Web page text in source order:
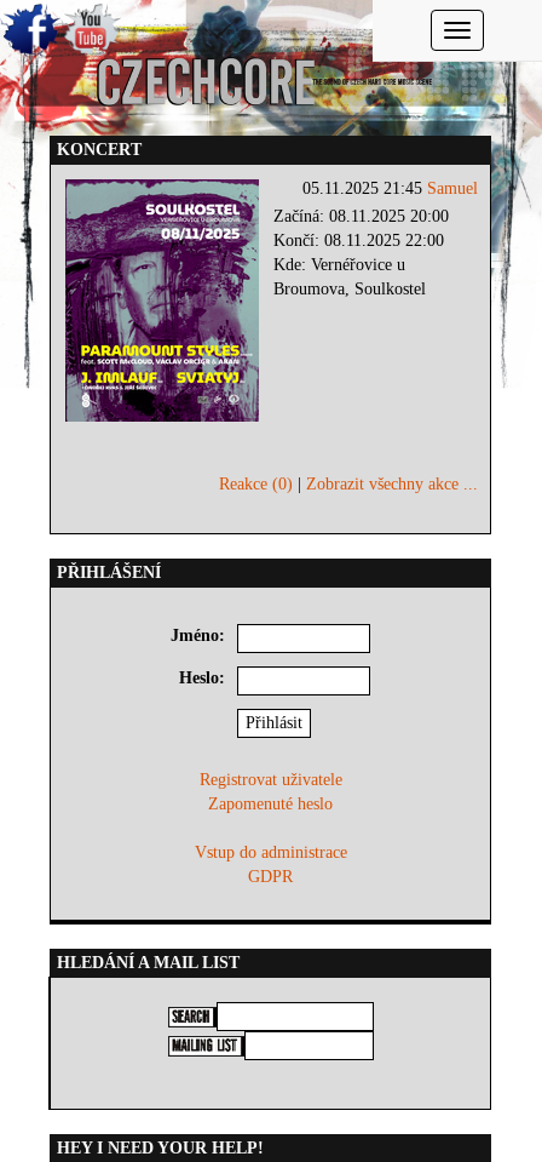
Toggle
KONCERT
05.11.2025 21:45 Samuel
Začíná: 08.11.2025 20:00
Končí: 08.11.2025 22:00
Kde: Vernéřovice u
Broumova, Soulkostel
Reakce (0) |Zobrazit všechny akce ...
PŘIHLÁŠENÍ
Jméno:
Heslo:
Registrovat uživatele
Zapomenuté heslo
Vstup do administrace
GDPR
HLEDÁNÍ A MAIL LIST
HEY I NEED YOUR HELP!